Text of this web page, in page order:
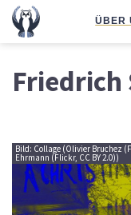
ÜBER
Friedrich
Bild: Collage (Olivier Bruchez
Ehrmann (Flickr, CC BY 2.0))